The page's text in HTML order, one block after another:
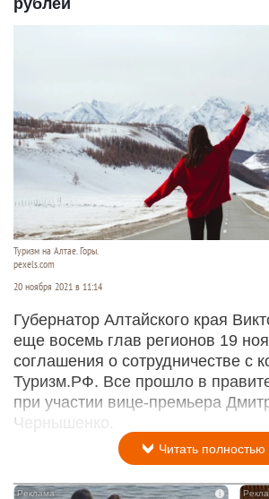
рублей
Туризм на Алтае. Горы.
pexels.com
20 ноября 2021 в 11:14
Губернатор Алтайского края
еще восемь глав регионов 19
соглашения о сотрудничестве с
Туризм.РФ. Все прошло в
при участии вице-премьера
Чернышенко.
Читать полностью
i